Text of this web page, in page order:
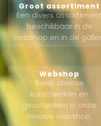
Groot assortiment
Een divers assortiment
beschikbaar in de
webshop en in de
Webshop
Bekijk diverse
kunstwerken en
geschenken in onze
nieuwe webshop.